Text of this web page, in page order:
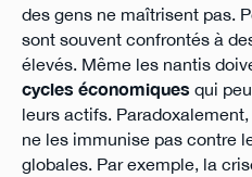
des gens ne maîtrisent pas.
sont souvent confrontés à
élevés. Même les nantis
cycles économiques qui
leurs actifs.
ne les immunise pas contre
globales. Par exemple, la